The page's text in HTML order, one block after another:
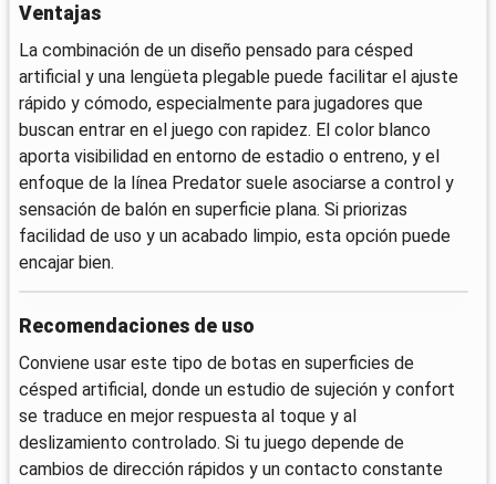
Ventajas
La combinación de un diseño pensado para césped
artificial y una lengüeta plegable puede facilitar el ajuste
rápido y cómodo, especialmente para jugadores que
buscan entrar en el juego con rapidez. El color blanco
aporta visibilidad en entorno de estadio o entreno, y el
enfoque de la línea Predator suele asociarse a control y
sensación de balón en superficie plana. Si priorizas
facilidad de uso y un acabado limpio, esta opción puede
encajar bien.
Recomendaciones de uso
Conviene usar este tipo de botas en superficies de
césped artificial, donde un estudio de sujeción y confort
se traduce en mejor respuesta al toque y al
deslizamiento controlado. Si tu juego depende de
cambios de dirección rápidos y un contacto constante